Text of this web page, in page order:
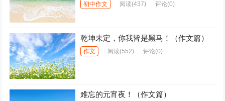
初中作文 阅读(437) 评论(0)
乾坤未定，你我皆是黑马！（作文篇）
作文 阅读(552) 评论(0)
难忘的元宵夜！（作文篇）